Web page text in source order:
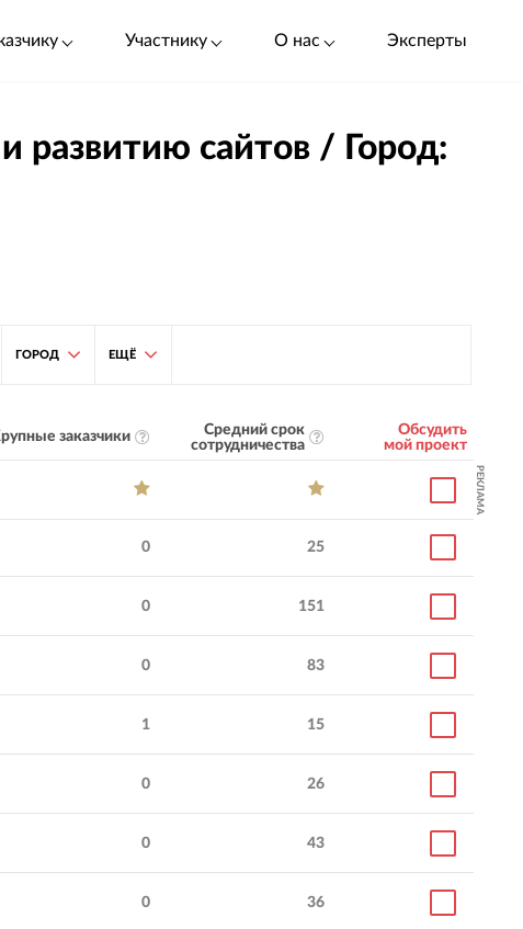
Участнику О нас Эксперты
развитию сайтов / Город:
ГОРОД ЕЩЁ
заказчики
Средний срок
сотрудничества
Обсудить
мой проект
РЕКЛАМА
0 25
0 151
0 83
1 15
0 26
0 43
0 36